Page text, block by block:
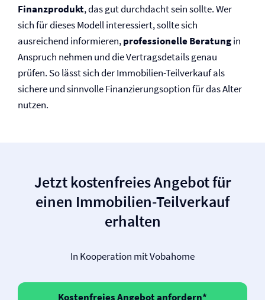
Finanzprodukt, das gut durchdacht sein sollte. Wer
sich für dieses Modell interessiert, sollte sich
ausreichend informieren,professionelle Beratungin
Anspruch nehmen und die Vertragsdetails genau
prüfen. So lässt sich der Immobilien-Teilverkauf als
sichere und sinnvolle Finanzierungsoption für das Alter
nutzen.
Jetzt kostenfreies Angebot für
einen Immobilien-Teilverkauf
erhalten
In Kooperation mit Vobahome
Kostenfreies Angebot anfordern*